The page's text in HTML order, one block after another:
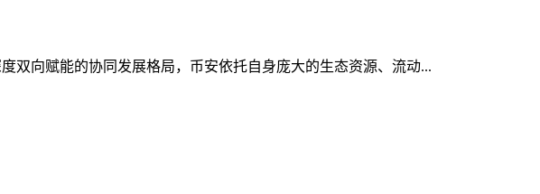
双向赋能的协同发展格局，币安依托自身庞大的生态资源、流动...